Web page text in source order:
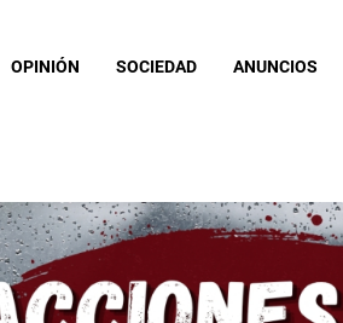
OPINIÓN SOCIEDAD ANUNCIOS